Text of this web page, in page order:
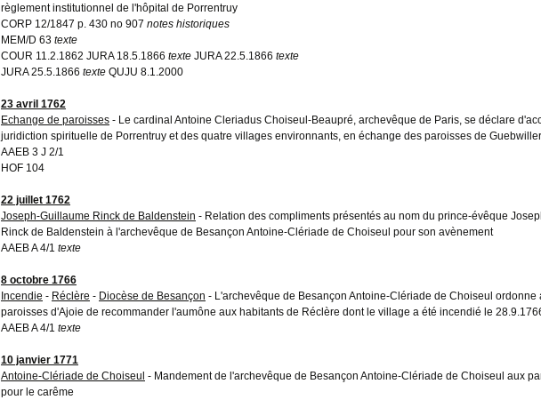
règlement institutionnel de l'hôpital de Porrentruy
CORP 12/1847 p. 430 no 907 notes historiques
MEM/D 63 texte
COUR 11.2.1862 JURA 18.5.1866 texte JURA 22.5.1866 texte
JURA 25.5.1866 texte QUJU 8.1.2000
23 avril 1762
Echange de paroisses - Le cardinal Antoine Cleriadus Choiseul-Beaupré, archevêque de Paris, se déclare
juridiction spirituelle de Porrentruy et des quatre villages environnants, en échange des paroisses de
AAEB 3 J 2/1
HOF 104
22 juillet 1762
Joseph-Guillaume Rinck de Baldenstein - Relation des compliments présentés au nom du prince-évêque
Rinck de Baldenstein à l'archevêque de Besançon Antoine-Clériade de Choiseul pour son avènement
AAEB A 4/1 texte
8 octobre 1766
Incendie - Réclère - Diocèse de Besançon - L'archevêque de Besançon Antoine-Clériade de Choiseul ordonne
paroisses d'Ajoie de recommander l'aumône aux habitants de Réclère dont le village a été incendié le
AAEB A 4/1 texte
10 janvier 1771
Antoine-Clériade de Choiseul - Mandement de l'archevêque de Besançon Antoine-Clériade de Choiseul aux
pour le carême